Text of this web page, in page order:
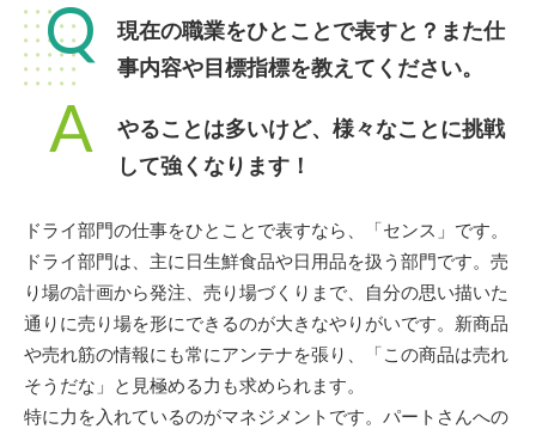
Q
現在の職業をひとことで表すと？また仕
事内容や目標指標を教えてください。
A
やることは多いけど、様々なことに挑戦
して強くなります！
ドライ部門の仕事をひとことで表すなら、「センス」です。
ドライ部門は、主に日生鮮食品や日用品を扱う部門です。売
り場の計画から発注、売り場づくりまで、自分の思い描いた
通りに売り場を形にできるのが大きなやりがいです。新商品
や売れ筋の情報にも常にアンテナを張り、「この商品は売れ
そうだな」と見極める力も求められます。
特に力を入れているのがマネジメントです。パートさんへの